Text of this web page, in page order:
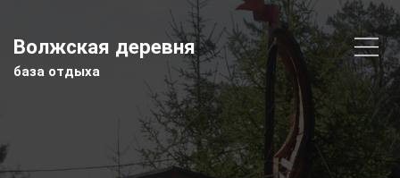
Волжская деревня
база отдыха